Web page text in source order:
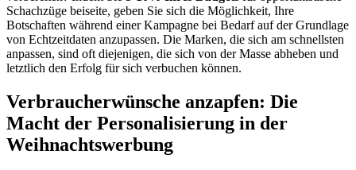
Schachzüge beiseite, geben Sie sich die Möglichkeit, Ihre
Botschaften während einer Kampagne bei Bedarf auf der Grundlage
von Echtzeitdaten anzupassen. Die Marken, die sich am schnellsten
anpassen, sind oft diejenigen, die sich von der Masse abheben und
letztlich den Erfolg für sich verbuchen können.
Verbraucherwünsche anzapfen: Die
Macht der Personalisierung in der
Weihnachtswerbung